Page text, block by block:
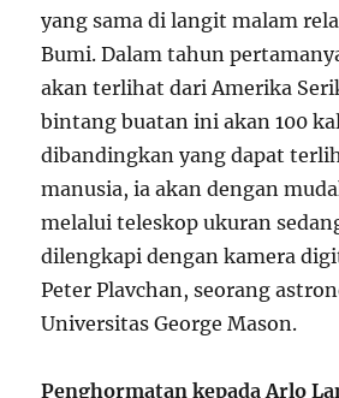
yang sama di langit malam
Bumi. Dalam tahun
akan terlihat dari Amerika
bintang buatan ini akan 100
dibandingkan yang dapat
manusia, ia akan dengan
melalui teleskop ukuran
dilengkapi dengan kamera
Peter Plavchan, seorang
Universitas George Mason.
Penghormatan kepada Arlo